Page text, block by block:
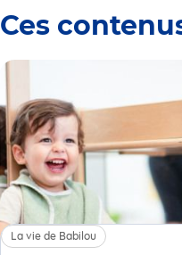
Ces
La vie de Babilou